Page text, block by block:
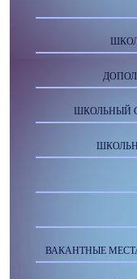
ШКОЛЬНЫЙ
ВАКАНТНЫЕ